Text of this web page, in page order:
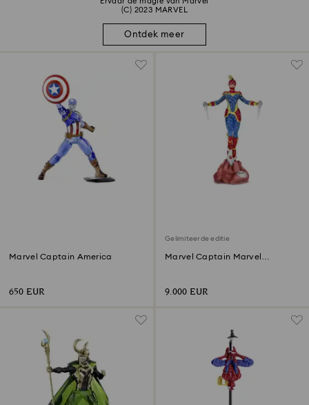
(C) 2023 MARVEL
Ontdek meer
Marvel Captain America
650 EUR
Gelimiteerde editie
Marvel Captain Marvel
9.000 EUR